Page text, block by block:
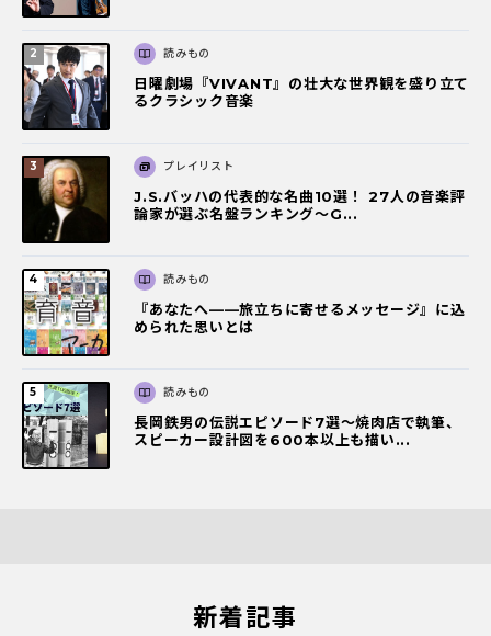
読みもの
日曜劇場『VIVANT』の壮大な世界観を盛り立て
るクラシック音楽
プレイリスト
J.S.バッハの代表的な名曲10選！ 27人の音楽評
論家が選ぶ名盤ランキング〜G...
読みもの
『あなたへ――旅立ちに寄せるメッセージ』に込
められた思いとは
読みもの
長岡鉄男の伝説エピソード7選〜焼肉店で執筆、
スピーカー設計図を600本以上も描い...
新着記事